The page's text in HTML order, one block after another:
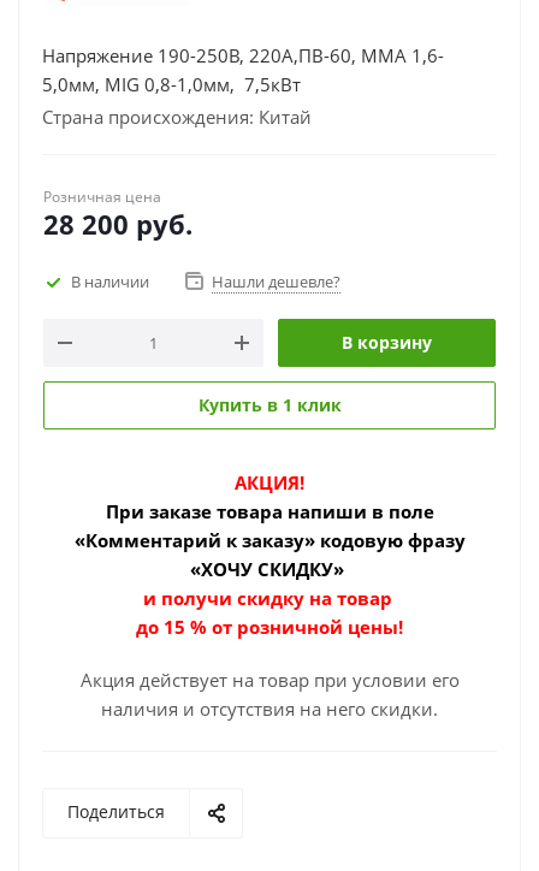
Напряжение 190-250В, 220А,ПВ-60, MMA 1,6-
5,0мм, MIG 0,8-1,0мм, 7,5кВт
Страна происхождения: Китай
Розничная цена
28 200 руб.
В наличии Нашли дешевле?
В корзину
Купить в 1 клик
АКЦИЯ!
При заказе товара напиши в поле
«Комментарий к заказу» кодовую фразу
«ХОЧУ СКИДКУ»
и получи скидку на товар
до 15 % от розничной цены!
Акция действует на товар при условии его
наличия и отсутствия на него скидки.
Поделиться